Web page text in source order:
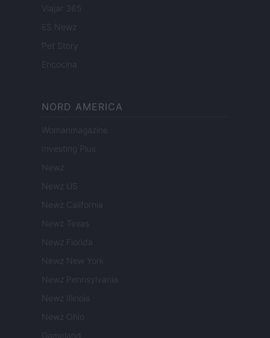
Viajar 365
ES Newz
Pet Story
Encocina
NORD AMERICA
Womanmagazine
Investing Plus
Newz
Newz US
Newz California
Newz Texas
Newz Florida
Newz New York
Newz Pennsylvania
Newz Illinois
Newz Ohio
Gameland